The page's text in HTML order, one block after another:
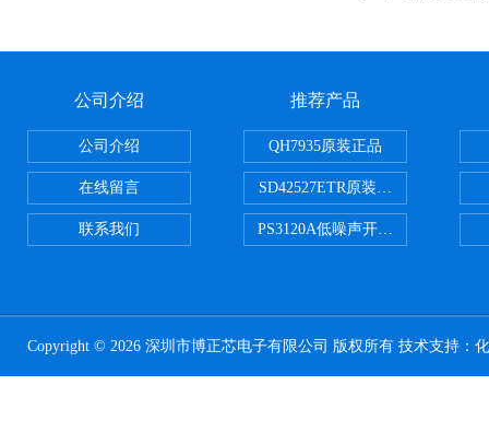
公司介绍
公司介绍
在线留言
联系我们
推荐产品
QH7935原装正品
SD42527ETR原装正品
PS3120A低噪声开关电容器原装正
Copyright © 2026 深圳市博正芯电子有限公司 版权所有 技术支持：